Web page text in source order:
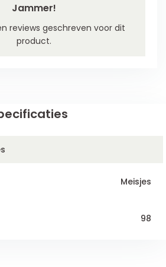
Jammer!
reviews geschreven voor dit
product.
Meisjes
98